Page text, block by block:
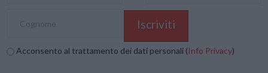
Acconsento al trattamento dei dati personali (Info Privacy)